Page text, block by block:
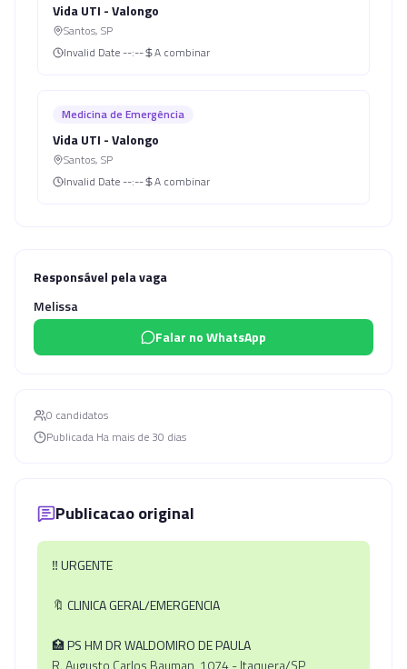
Vida UTI - Valongo
Santos, SP
Invalid Date --:-- A combinar
Medicina de Emergência
Vida UTI - Valongo
Santos, SP
Invalid Date --:-- A combinar
Responsável pela vaga
Melissa
Falar no WhatsApp
0 candidatos
Publicada Ha mais de 30 dias
Publicacao original
‼️URGENTE
🔖 CLINICA GERAL/EMERGENCIA
🏥PS HM DR WALDOMIRO DE PAULA
R. Augusto Carlos Bauman, 1074 - Itaquera/SP